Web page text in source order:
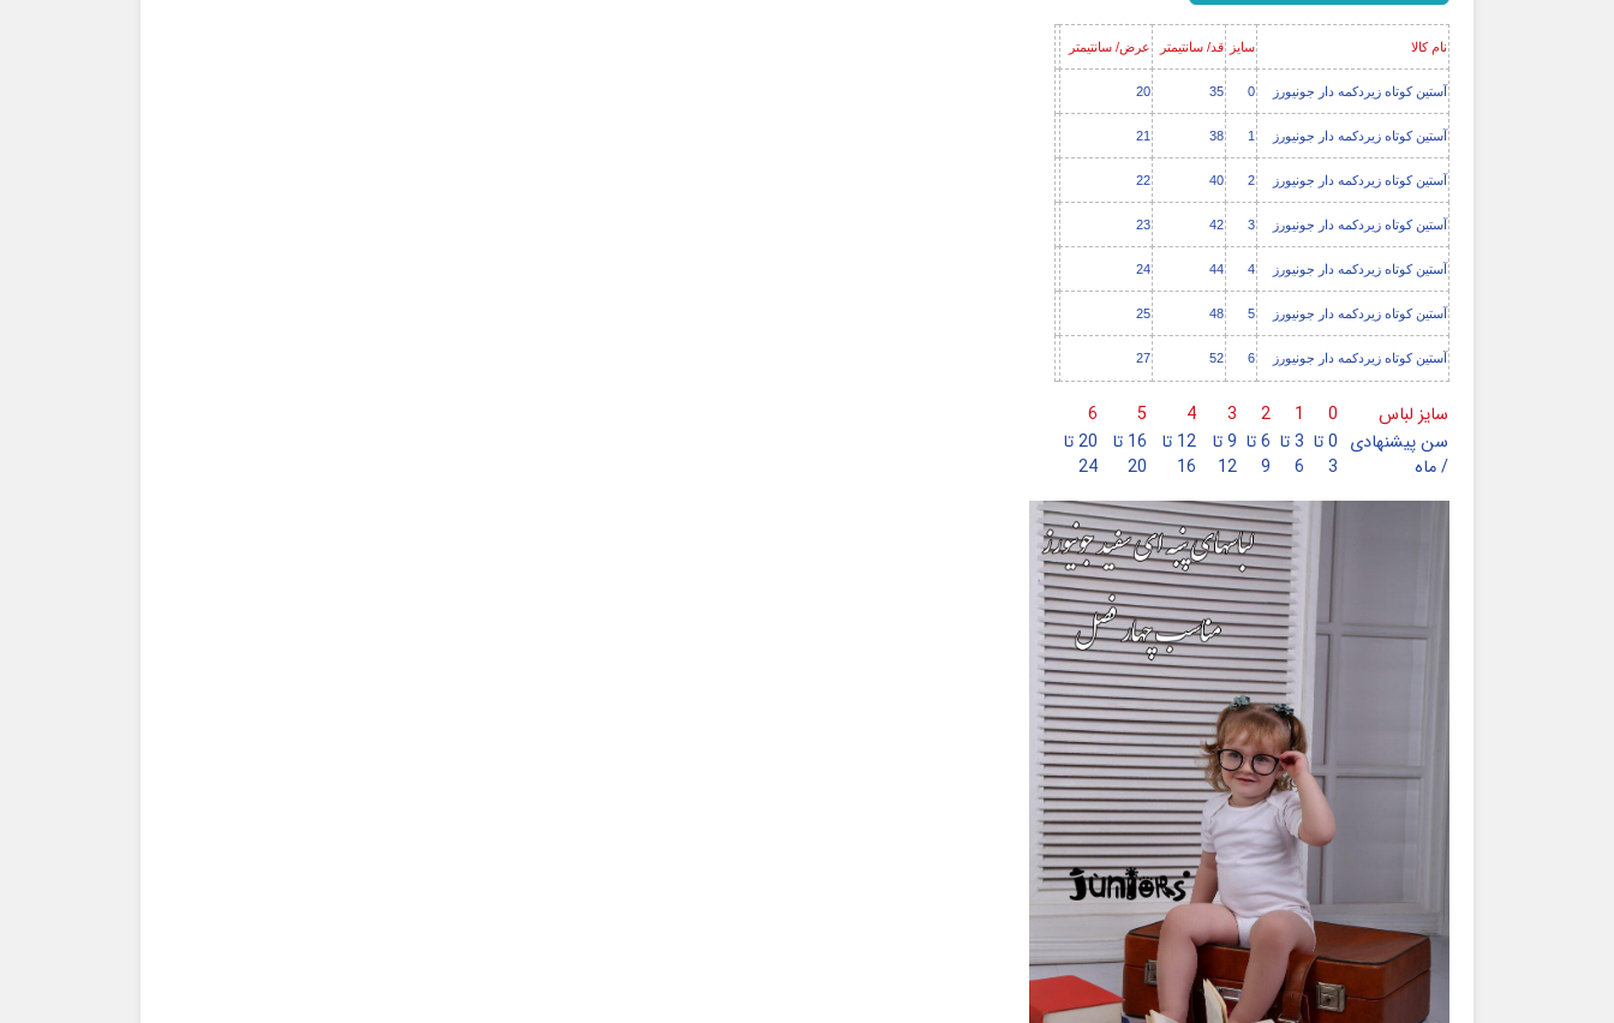
نام کالا سایز قد/ سانتیمتر عرض/ سانتیمتر
آستین کوتاه زیردکمه دار جونیورز 0
35
20
آستین کوتاه زیردکمه دار جونیورز 1
38
21
آستین کوتاه زیردکمه دار جونیورز 2
40
22
آستین کوتاه زیردکمه دار جونیورز 3
42
23
آستین کوتاه زیردکمه دار جونیورز 4
44
24
آستین کوتاه زیردکمه دار جونیورز 5
48
25
آستین کوتاه زیردکمه دار جونیورز 6
52
27
سایز لباس 0
1
2
3
4
5
6
سن پیشنهادی
/ ماه
0 تا
3
3 تا
6
6 تا
9
9 تا
12
12 تا
16
16 تا
20
20 تا
24